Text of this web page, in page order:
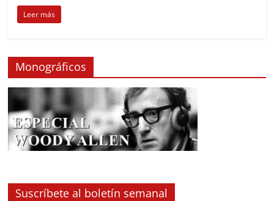
Leer más
Monográficos
Suscríbete al boletín semanal